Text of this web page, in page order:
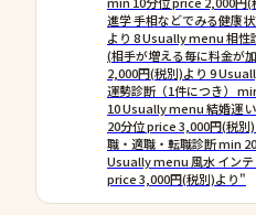
進学 手相などでみる健康
より 8 Usually menu 相性
(相手が増える毎に料金が
2,000円(税別)より 9
運勢診断（1件につき）
10 Usually menu 結婚運
20分位 price 3,000円(税
職・適職・転職診断 min
Usually menu 風水 イン
price 3,000円(税別)より"